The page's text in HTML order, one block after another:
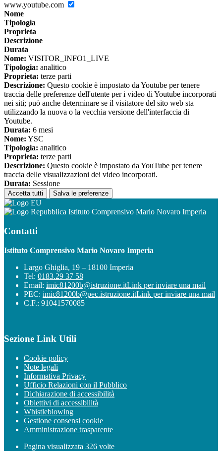
www.youtube.com
Nome
Tipologia
Proprieta
Descrizione
Durata
Nome: VISITOR_INFO1_LIVE
Tipologia: analitico
Proprieta: terze parti
Descrizione: Questo cookie è impostato da Youtube per tenere
traccia delle preferenze dell'utente per i video di Youtube incorporati
nei siti; può anche determinare se il visitatore del sito web sta
utilizzando la nuova o la vecchia versione dell'interfaccia di
Youtube.
Durata: 6 mesi
Nome: YSC
Tipologia: analitico
Proprieta: terze parti
Descrizione: Questo cookie è impostato da YouTube per tenere
traccia delle visualizzazioni dei video incorporati.
Durata: Sessione
Accetta tutti Salva le preferenze
Istituto Comprensivo Mario Novaro Imperia
Contatti
Istituto Comprensivo Mario Novaro Imperia
Largo Ghiglia, 19 – 18100 Imperia
Tel: 0183.29 37 58
Email: imic81200b@istruzione.itLink per inviare una mail
PEC: imic81200b@pec.istruzione.itLink per inviare una mail
C.F.: 91041570085
Sezione Link Utili
Cookie policy
Note legali
Informativa Privacy
Ufficio Relazioni con il Pubblico
Dichiarazione di accessibilità
Obiettivi di accessibilità
Whistleblowing
Gestione consensi cookie
Amministrazione trasparente
Pagina visualizzata 326 volte